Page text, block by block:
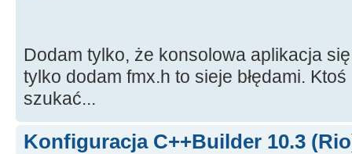
Dodam tylko, że konsolowa aplikacja
tylko dodam fmx.h to sieje błędami.
szukać...
Konfiguracja C++Builder 10.3